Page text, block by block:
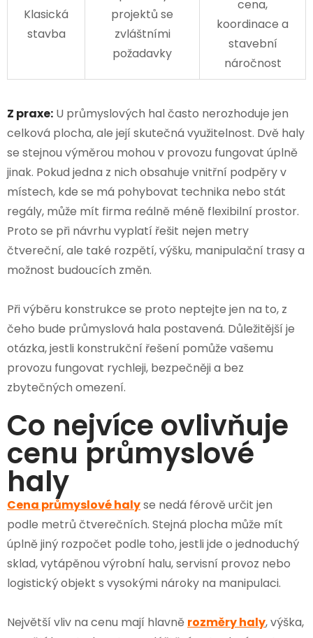
Klasická
stavba
projektů se
zvláštními
požadavky
cena,
koordinace a
stavební
náročnost
Z praxe: U průmyslových hal často nerozhoduje jen
celková plocha, ale její skutečná využitelnost. Dvě haly
se stejnou výměrou mohou v provozu fungovat úplně
jinak. Pokud jedna z nich obsahuje vnitřní podpěry v
místech, kde se má pohybovat technika nebo stát
regály, může mít firma reálně méně flexibilní prostor.
Proto se při návrhu vyplatí řešit nejen metry
čtvereční, ale také rozpětí, výšku, manipulační trasy a
možnost budoucích změn.
Při výběru konstrukce se proto neptejte jen na to, z
čeho bude průmyslová hala postavená. Důležitější je
otázka, jestli konstrukční řešení pomůže vašemu
provozu fungovat rychleji, bezpečněji a bez
zbytečných omezení.
Co nejvíce ovlivňuje
cenu průmyslové
haly
Cena průmyslové halyse nedá férově určit jen
podle metrů čtverečních. Stejná plocha může mít
úplně jiný rozpočet podle toho, jestli jde o jednoduchý
sklad, vytápěnou výrobní halu, servisní provoz nebo
logistický objekt s vysokými nároky na manipulaci.
Největší vliv na cenu mají hlavně rozměry haly, výška,